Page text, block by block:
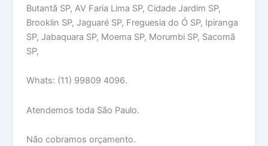
Butantã SP, AV Faria Lima SP, Cidade Jardim SP,
Brooklin SP, Jaguaré SP, Freguesia do Ó SP, Ipiranga
SP, Jabaquara SP, Moema SP, Morumbi SP, Sacomã
SP,
Whats: (11) 99809 4096.
Atendemos toda São Paulo.
Não cobramos orçamento.